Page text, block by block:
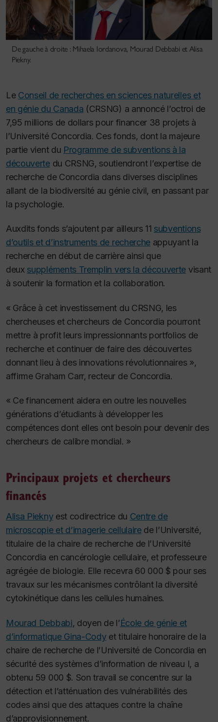
De gauche à droite : Mihaela Iordanova, Mourad Debbabi et Alisa
Piekny.
Le Conseil de recherches en sciences naturelles et
en génie du Canada (CRSNG) a annoncé l’octroi de
7,95 millions de dollars pour financer 38 projets à
l’Université Concordia. Ces fonds, dont la majeure
partie vient du Programme de subventions à la
découvertedu CRSNG, soutiendront l’expertise de
recherche de Concordia dans diverses disciplines
allant de la biodiversité au génie civil, en passant par
la psychologie.
Auxdits fonds s’ajoutent par ailleurs 11 subventions
d’outils et d’instruments de recherche appuyant la
recherche en début de carrière ainsi que
deux suppléments Tremplin vers la découverte visant
à soutenir la formation et la collaboration.
« Grâce à cet investissement du CRSNG, les
chercheuses et chercheurs de Concordia pourront
mettre à profit leurs impressionnants portfolios de
recherche et continuer de faire des découvertes
donnant lieu à des innovations révolutionnaires »,
affirme Graham Carr, recteur de Concordia.
« Ce financement aidera en outre les nouvelles
générations d’étudiants à développer les
compétences dont elles ont besoin pour devenir des
chercheurs de calibre mondial. »
Principaux projets et chercheurs
financés
Alisa Pieknyest codirectrice du Centre de
microscopie et d’imagerie cellulairede l’Université,
titulaire de la chaire de recherche de l’Université
Concordia en cancérologie cellulaire, et professeure
agrégée de biologie. Elle recevra 60 000 $ pour ses
travaux sur les mécanismes contrôlant la diversité
cytokinétique dans les cellules humaines.
Mourad Debbabi, doyen de l’École de génie et
d’informatique Gina-Codyet titulaire honoraire de la
chaire de recherche de l’Université de Concordia en
sécurité des systèmes d’information de niveau I, a
obtenu 59 000 $. Son travail se concentre sur la
détection et l’atténuation des vulnérabilités des
codes ainsi que des attaques contre la chaîne
d’approvisionnement.